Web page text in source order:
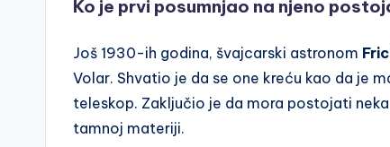
Ko je prvi posumnjao na njeno
Još 1930-ih godina, švajcarski astronom
Volar. Shvatio je da se one kreću kao da je
teleskop. Zaključio je da mora postojati
tamnoj materiji.